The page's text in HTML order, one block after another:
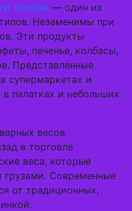
торгові — один из
Незаменимы при
Эти продукты
печенье, колбасы,
Представленные
супермаркетах и
палатках и небольших
весов
в торговле
веса, которые
грузами. Современные
от традиционных,